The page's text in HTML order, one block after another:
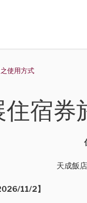
使用方式
宿券
天成飯
11/2】